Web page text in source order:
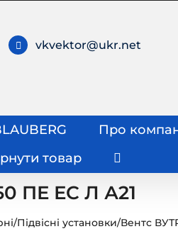
vkvektor@ukr.net
Про
товар
ПЕ ЕС Л А21
/Підвісні установки/Вентс